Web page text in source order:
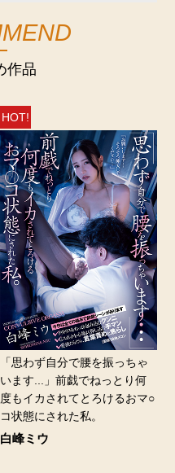
作品
HOT!
「思わず自分で腰を振っちゃ
います...」前戯でねっとり何
度もイカされてとろけるおマ○
コ状態にされた私。
白峰ミウ